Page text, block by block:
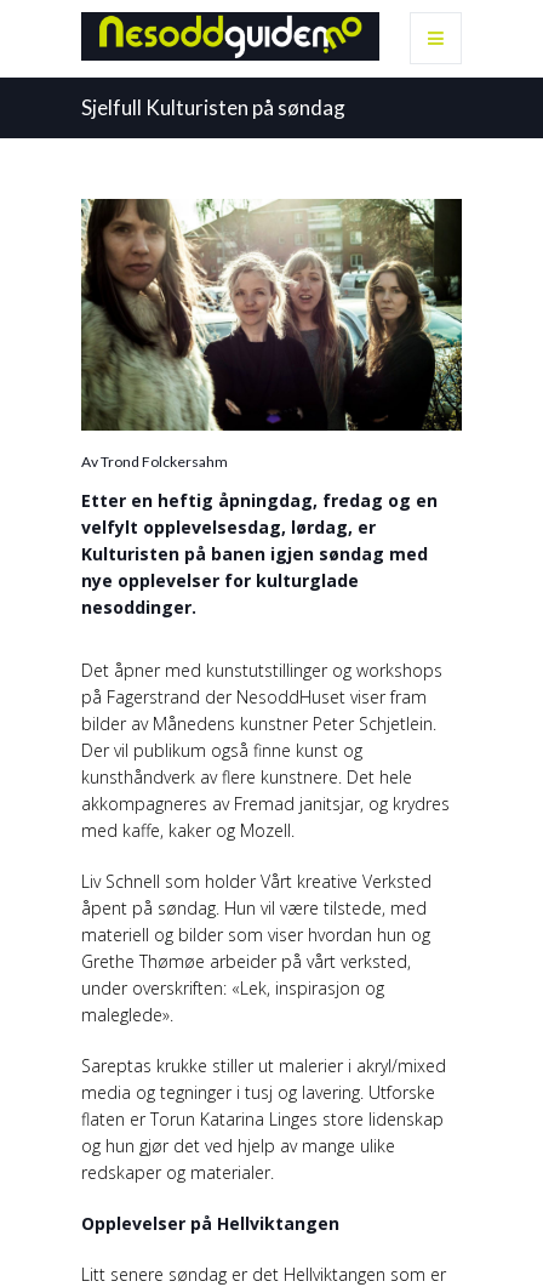
Sjelfull Kulturisten på søndag
Av Trond Folckersahm
Etter en heftig åpningdag, fredag og en
velfylt opplevelsesdag, lørdag, er
Kulturisten på banen igjen søndag med
nye opplevelser for kulturglade
nesoddinger.
Det åpner med kunstutstillinger og workshops
på Fagerstrand der NesoddHuset viser fram
bilder av Månedens kunstner Peter Schjetlein.
Der vil publikum også finne kunst og
kunsthåndverk av flere kunstnere. Det hele
akkompagneres av Fremad janitsjar, og krydres
med kaffe, kaker og Mozell.
Liv Schnell som holder Vårt kreative Verksted
åpent på søndag. Hun vil være tilstede, med
materiell og bilder som viser hvordan hun og
Grethe Thømøe arbeider på vårt verksted,
under overskriften: «Lek, inspirasjon og
maleglede».
Sareptas krukke stiller ut malerier i akryl/mixed
media og tegninger i tusj og lavering. Utforske
flaten er Torun Katarina Linges store lidenskap
og hun gjør det ved hjelp av mange ulike
redskaper og materialer.
Opplevelser på Hellviktangen
Litt senere søndag er det Hellviktangen som er